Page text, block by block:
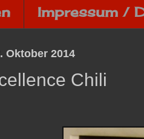
Impressum /
Oktober 2014
Chili